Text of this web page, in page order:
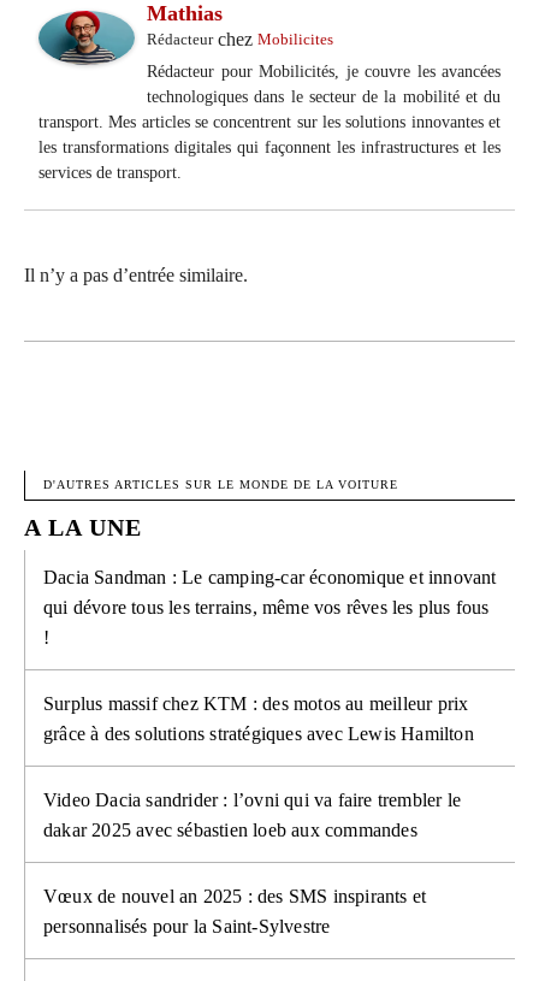
Mathias
Rédacteurchez Mobilicites
Rédacteur pour Mobilicités, je couvre les avancées
technologiques dans le secteur de la mobilité et du
transport. Mes articles se concentrent sur les solutions innovantes et
les transformations digitales qui façonnent les infrastructures et les
services de transport.
Il n’y a pas d’entrée similaire.
D'AUTRES ARTICLES SUR LE MONDE DE LA VOITURE
A LA UNE
Dacia Sandman : Le camping-car économique et innovant
qui dévore tous les terrains, même vos rêves les plus fous
!
Surplus massif chez KTM : des motos au meilleur prix
grâce à des solutions stratégiques avec Lewis Hamilton
Video Dacia sandrider : l’ovni qui va faire trembler le
dakar 2025 avec sébastien loeb aux commandes
Vœux de nouvel an 2025 : des SMS inspirants et
personnalisés pour la Saint-Sylvestre